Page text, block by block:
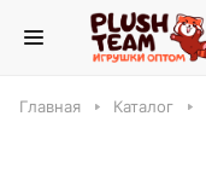
Главная Каталог